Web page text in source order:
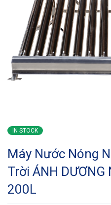
IN STOCK
Máy Nước Nóng
Trời ÁNH DƯƠNG
200L